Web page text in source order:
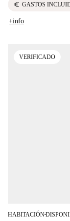
euro GASTOS
+info
VERIFICADO
HABITACIÓN■